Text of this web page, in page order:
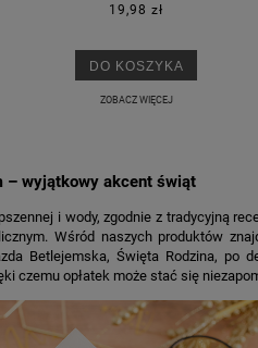
19,98 zł
DO KOSZYKA
ZOBACZ WIĘCEJ
– wyjątkowy akcent świąt
i wody, zgodnie z tradycyjną
Wśród naszych produktów
Betlejemska, Święta Rodzina, po
czemu opłatek może stać się